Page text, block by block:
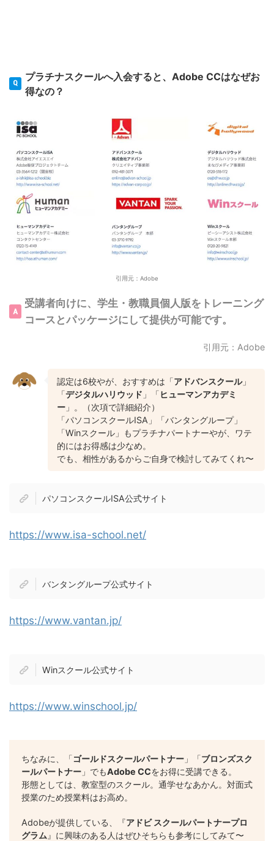
プラチナスクールへ入会すると、Adobe CCはなぜお
得なの？
引用元：Adobe
受講者向けに、学生・教職員個人版をトレーニング
コースとパッケージにして提供が可能です。
引用元：Adobe
認定は6校やが、おすすめは「アドバンスクール」
「デジタルハリウッド 」「ヒューマンアカデミ
ー 」。（次項で詳細紹介）
「パソコンスクールISA」「バンタングループ」
「Winスクール」もプラチナパートナーやが、ワテ
的にはお得感は少なめ。
でも、相性があるからご自身で検討してみてくれ〜
パソコンスクールISA公式サイト
https://www.isa-school.net/
バンタングループ公式サイト
https://www.vantan.jp/
Winスクール公式サイト
https://www.winschool.jp/
ちなみに、「ゴールドスクールパートナー 」「ブロンズスク
ールパートナー 」でもAdobe CCをお得に受講できる。
形態としては、教室型のスクール。通学せなあかん。対面式
授業のため授業料はお高め。
Adobeが提供している、『アドビ スクールパートナープロ
グラム 』に興味のある人はぜひそちらも参考にしてみて〜